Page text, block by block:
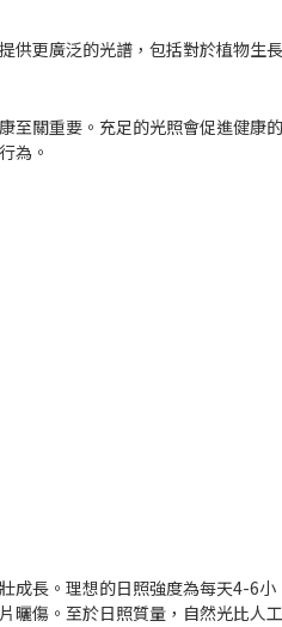
供更廣泛的光譜，包括對於植物生
至關重要。充足的光照會促進健康
為。
成長。理想的日照強度為每天4-6小
曬傷。至於日照質量，自然光比人